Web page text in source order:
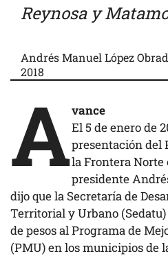
Reynosa y
Andrés Manuel López
2018
Avance
El 5 de enero de
presentación del
la Frontera Norte
presidente
dijo que la Secretaría de
Territorial y Urbano
de pesos al Programa de
(PMU) en los municipios de